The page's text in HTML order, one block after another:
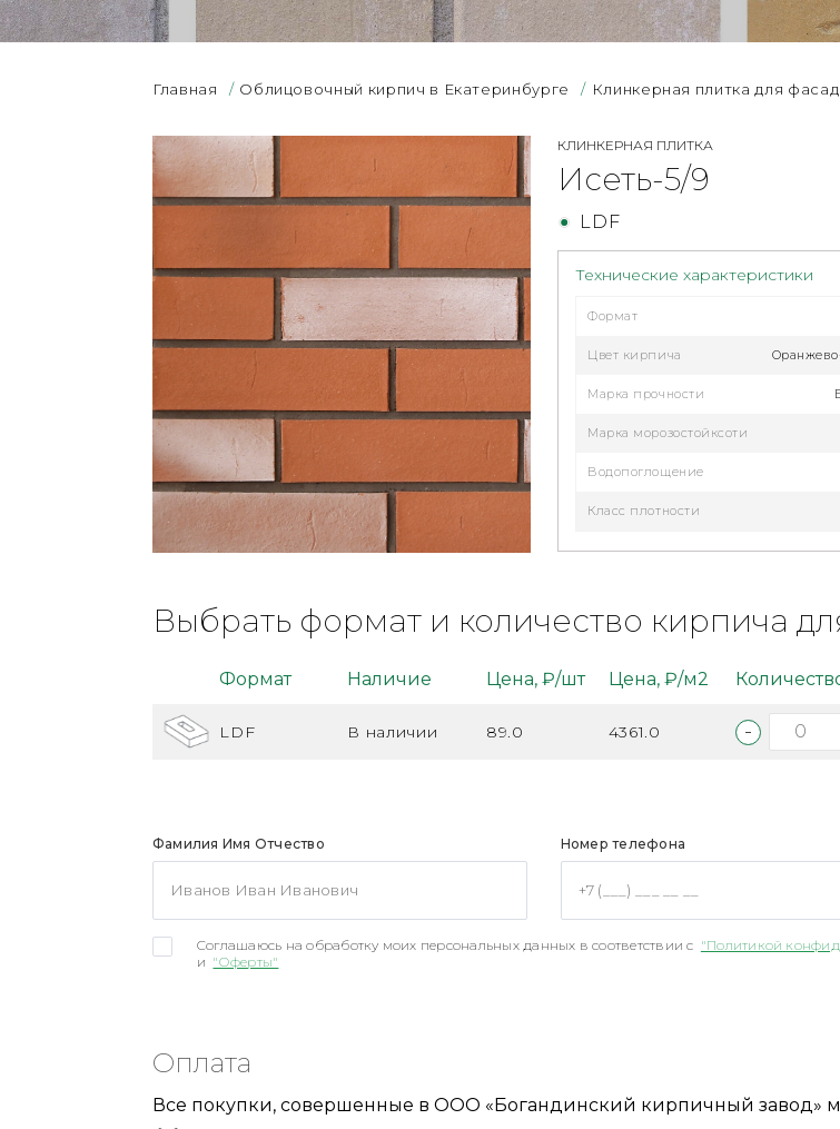
Главная / Облицовочный кирпич в Екатеринбурге / Клинкерная плитка для
КЛИНКЕРНАЯ ПЛИТКА
Исеть-5/9
LDF
Технические характеристики
Формат
Цвет кирпича
Марка прочности
Марка морозостойксоти
Водопоглощение
Класс плотности
Выбрать формат и количество кирпича
Формат Наличие Цена, ₽/шт Цена, ₽/м2
LDF В наличии 89.0 4361.0
Фамилия Имя Отчество Номер телефона
Соглашаюсь на обработку моих персональных данных в соответствии с "Политикой
и "Оферты"
Оплата
Все покупки, совершенные в ООО «Богандинский кирпичный завод»